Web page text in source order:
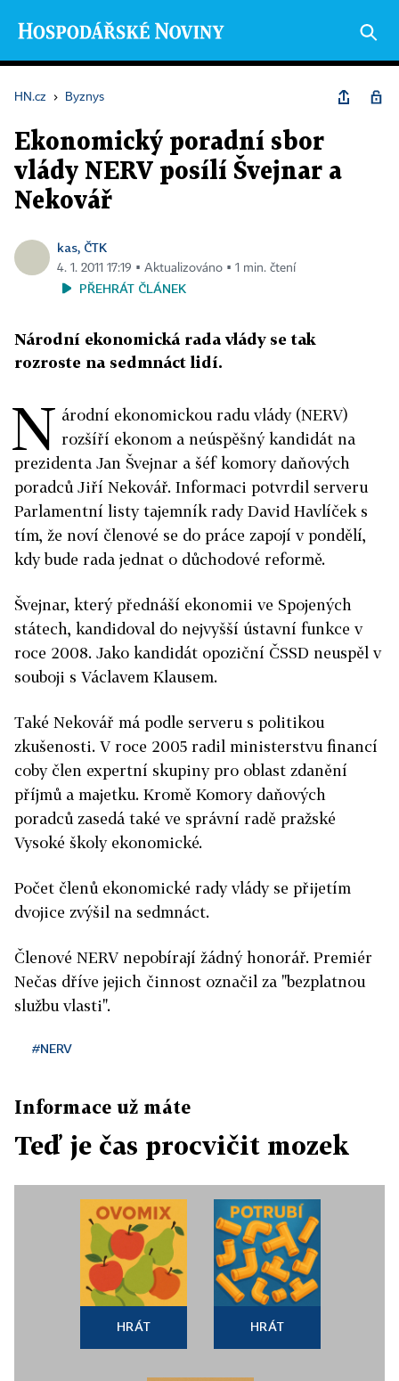
HN.cz › Byznys
Ekonomický poradní sbor
vlády NERV posílí Švejnar a
Nekovář
kas, ČTK
4. 1. 2011 17:19 ▪ Aktualizováno ▪ 1 min. čtení
PŘEHRÁT ČLÁNEK
Národní ekonomická rada vlády se tak
rozroste na sedmnáct lidí.
N árodní ekonomickou radu vlády (NERV)
rozšíří ekonom a neúspěšný kandidát na
prezidenta Jan Švejnar a šéf komory daňových
poradců Jiří Nekovář. Informaci potvrdil serveru
Parlamentní listy tajemník rady David Havlíček s
tím, že noví členové se do práce zapojí v pondělí,
kdy bude rada jednat o důchodové reformě.
Švejnar, který přednáší ekonomii ve Spojených
státech, kandidoval do nejvyšší ústavní funkce v
roce 2008. Jako kandidát opoziční ČSSD neuspěl v
souboji s Václavem Klausem.
Také Nekovář má podle serveru s politikou
zkušenosti. V roce 2005 radil ministerstvu financí
coby člen expertní skupiny pro oblast zdanění
příjmů a majetku. Kromě Komory daňových
poradců zasedá také ve správní radě pražské
Vysoké školy ekonomické.
Počet členů ekonomické rady vlády se přijetím
dvojice zvýšil na sedmnáct.
Členové NERV nepobírají žádný honorář. Premiér
Nečas dříve jejich činnost označil za "bezplatnou
službu vlasti".
#NERV
Informace už máte
Teď je čas procvičit mozek
HRÁT HRÁT